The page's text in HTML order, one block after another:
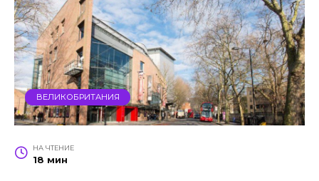
ВЕЛИКОБРИТАНИЯ
НА ЧТЕНИЕ
18 мин